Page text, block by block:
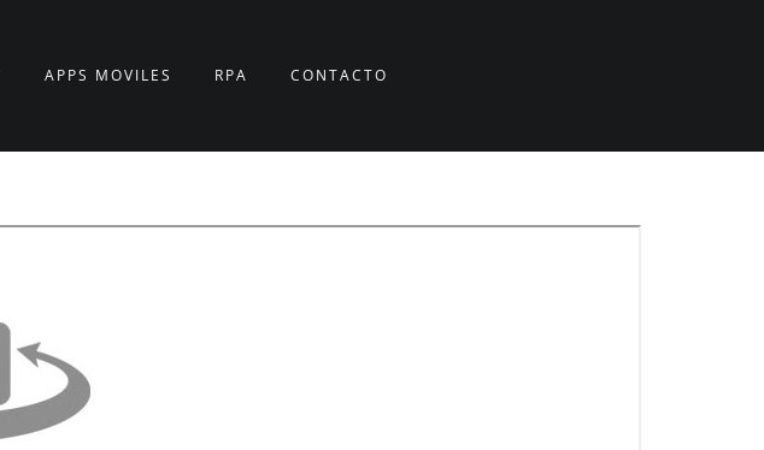
APPS MÓVILES RPA CONTACTO